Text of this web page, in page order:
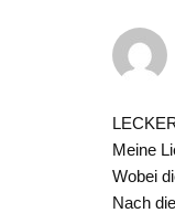
Meine
Wobei
Nach